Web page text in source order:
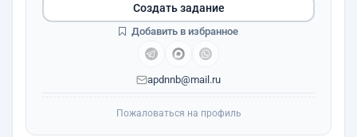
apdnnb@mail.ru
Создать задание
Добавить в избранное
Пожаловаться на профиль